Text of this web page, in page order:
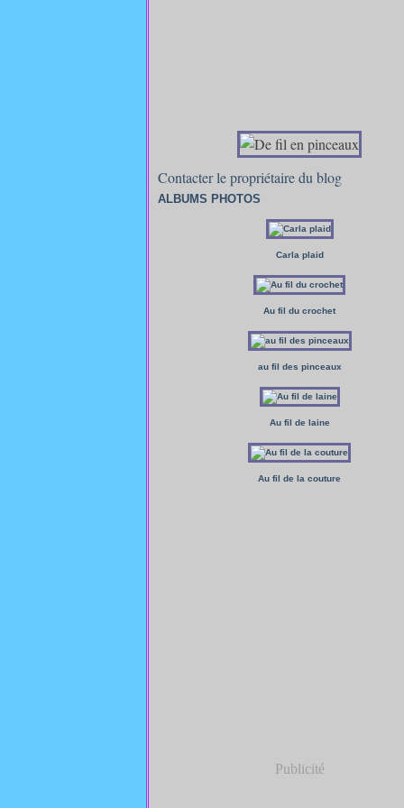
Contacter le propriétaire du blog
ALBUMS PHOTOS
Carla plaid
Au fil du crochet
au fil des pinceaux
Au fil de laine
Au fil de la couture
Publicité